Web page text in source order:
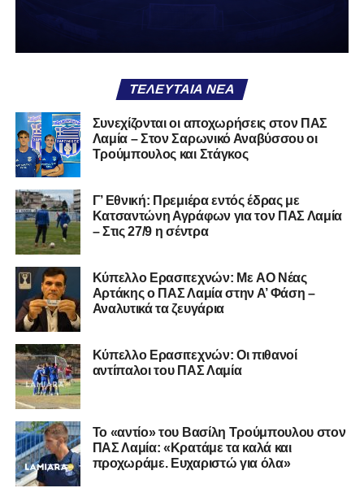
επίσης σε Εθνικό και Ζάκυνθο. Ξεκίνησε την καριέρα του
στις 26 Σεπτεμβρίου 2021.
Καλωσορίζουμε τον Βασίλη στην οικογένεια του
Σαρωνικού και του ευχόμαστε υγεία και πολλές
επιτυχίες.»
Η ανακοίνωση για τον Χρυσόστομο Στάγκο
«Ο Α.Ο. Σαρωνικός Αναβύσσου ανακοινώνει την
απόκτηση του τερματοφύλακα Χρυσόστομου Στάγκου.
Ο 24χρονος τερματοφύλακας (γεννημένος στις
27/06/2002) προέρχεται επίσης από μία γεμάτη χρονιά
στη Γ’ Εθνική με τον ΠΑΣ Λαμία. Στο παρελθόν
αγωνίστηκε στον Λεβαδειακό, ενώ πέρασε και από ομάδες
της Serie D στην Ιταλία, όπως οι Nocerina, S. Maria
Cilento και Castrovillari, έχοντας ξεκινήσει την
ποδοσφαιρική του διαδρομή από τον Απόλλωνα Σμύρνης.
Τον καλωσορίζουμε στην οικογένεια του Σαρωνικού και
ΤΕΛΕΥΤΑΊΑ ΝΈΑ
Συνεχίζονται οι αποχωρήσεις στον ΠΑΣ
Λαμία – Στον Σαρωνικό Αναβύσσου οι
Τρούμπουλος και Στάγκος
Γ’ Εθνική: Πρεμιέρα εντός έδρας με
Κατσαντώνη Αγράφων για τον ΠΑΣ Λαμία
– Στις 27/9 η σέντρα
Kύπελλο Ερασιτεχνών: Με AO Nέας
Αρτάκης ο ΠΑΣ Λαμία στην Α’ Φάση –
Αναλυτικά τα ζευγάρια
Κύπελλο Ερασιτεχνών: Οι πιθανοί
αντίπαλοι του ΠΑΣ Λαμία
Το «αντίο» του Βασίλη Τρούμπουλου στον
ΠΑΣ Λαμία: «Κρατάμε τα καλά και
προχωράμε. Ευχαριστώ για όλα»